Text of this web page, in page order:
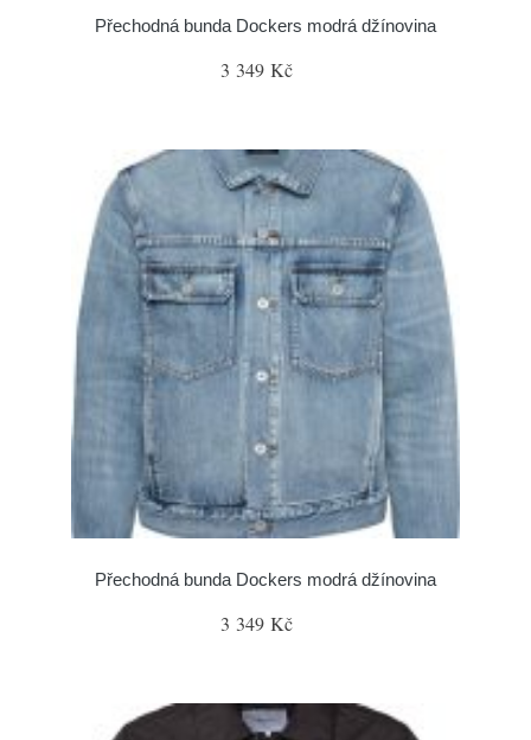
Přechodná bunda Dockers modrá džínovina
3 349 Kč
Přechodná bunda Dockers modrá džínovina
3 349 Kč